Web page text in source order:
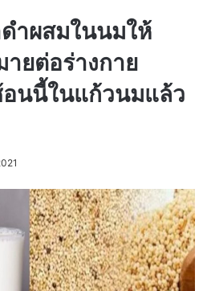
ำผสมในนมให้
ยต่อร่างกาย
นนี้ในแก้วนมแล้ว